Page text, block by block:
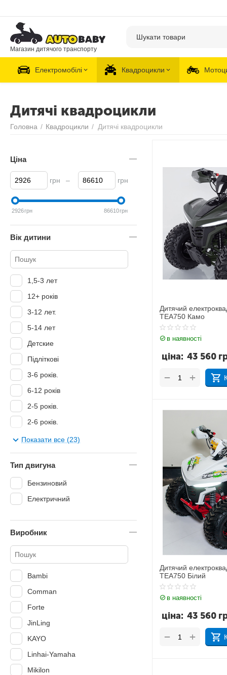
Магазин дитячого транспорту
Електромобілі Квадроцикли
Дитячі квадроцикли
Головна / Квадроцикли / Дитячі квадроцикли
Дитячий
TEA750 Камо
в наявності
43 560
ціна:
+
−
Дитячий
TEA750 Білий
в наявності
43 560
ціна:
+
−
Ціна
грн – грн
2926грн 86610грн
Вік дитини
1,5-3 лет
12+ років
3-12 лет.
5-14 лет
Детские
Підліткові
3-6 років.
6-12 років
2-5 років.
2-6 років.
3-10 років.
3-13 років.
3-5 років.
3-7 років.
3-8 років.
8-12 років
від 12 років
від 14 років
від 16 років
від 5 років
від 6 років
від 8 років
Показати все (23)
Тип двигуна
Бензиновий
Електричний
Виробник
Bambi
Comman
Forte
JinLing
KAYO
Linhai-Yamaha
Mikilon